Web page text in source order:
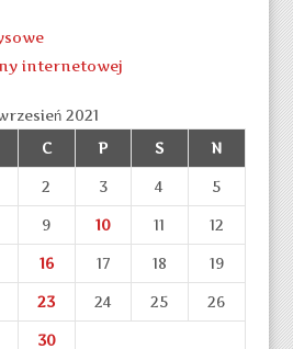
internetowej
2021
C P S N
2 3 4 5
9 10 11 12
16 17 18 19
23 24 25 26
30